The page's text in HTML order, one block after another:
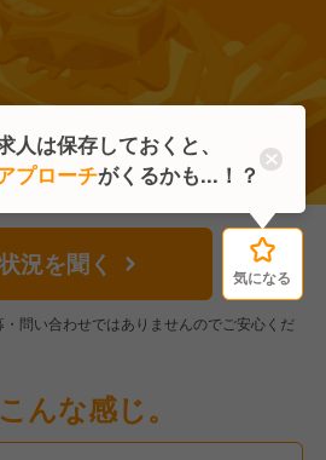
況を聞く 気になる
問い合わせではありませんのでご安心くだ
んな感じ。
気になる
人は保存しておくと、
プローチがくるかも...！？